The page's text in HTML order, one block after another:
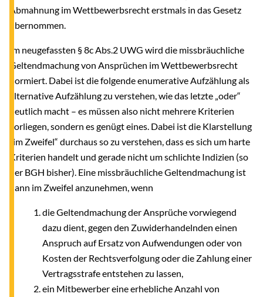
Abmahnung im Wettbewerbsrecht erstmals in das Gesetz
übernommen.
Im neugefassten § 8c Abs.2 UWG wird die missbräuchliche
Geltendmachung von Ansprüchen im Wettbewerbsrecht
normiert. Dabei ist die folgende enumerative Aufzählung als
alternative Aufzählung zu verstehen, wie das letzte „oder“
deutlich macht – es müssen also nicht mehrere Kriterien
vorliegen, sondern es genügt eines. Dabei ist die Klarstellung
„im Zweifel“ durchaus so zu verstehen, dass es sich um harte
Kriterien handelt und gerade nicht um schlichte Indizien (so
der BGH bisher). Eine missbräuchliche Geltendmachung ist
dann im Zweifel anzunehmen, wenn
die Geltendmachung der Ansprüche vorwiegend
dazu dient, gegen den Zuwiderhandelnden einen
Anspruch auf Ersatz von Aufwendungen oder von
Kosten der Rechtsverfolgung oder die Zahlung einer
Vertragsstrafe entstehen zu lassen,
ein Mitbewerber eine erhebliche Anzahl von